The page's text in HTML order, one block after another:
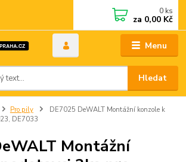
Menu
Hledat
0 ks
za 0,00 Kč
Pro pily
DE7025 DeWALT Montážní konzole k
DE7033
Montážní